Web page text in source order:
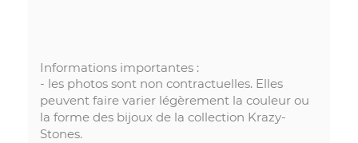
Informations importantes :
- les photos sont non contractuelles. Elles
peuvent faire varier légèrement la couleur ou
la forme des bijoux de la collection Krazy-
Stones.